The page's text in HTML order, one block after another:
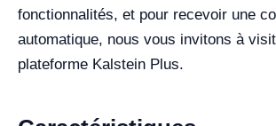
fonctionnalités, et pour recevoir une
automatique, nous vous invitons à
plateforme Kalstein Plus.